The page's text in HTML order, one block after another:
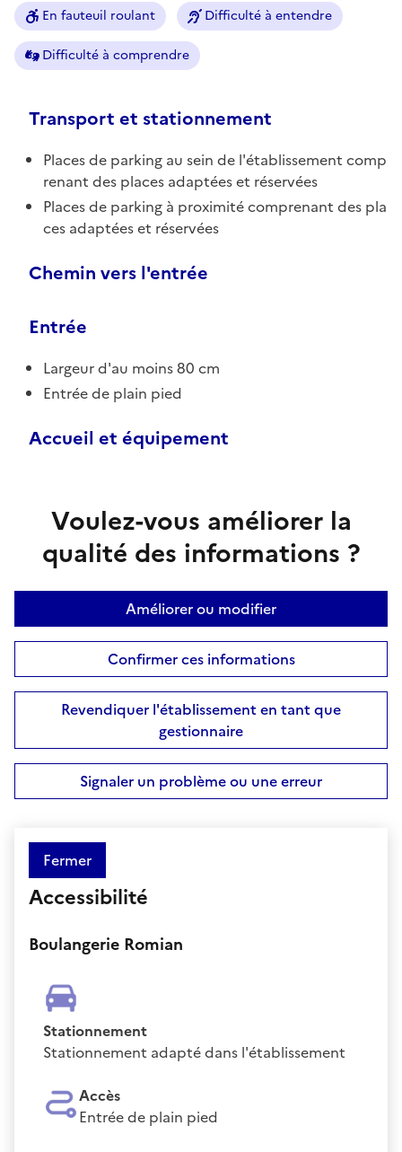
En fauteuil roulant Difficulté à entendre
Difficulté à comprendre
Transport et stationnement
Places de parking au sein de l'établissement comp
renant des places adaptées et réservées
Places de parking à proximité comprenant des pla
ces adaptées et réservées
Chemin vers l'entrée
Entrée
Largeur d'au moins 80 cm
Entrée de plain pied
Accueil et équipement
Voulez-vous améliorer la
qualité des informations ?
Améliorer ou modifier
Confirmer ces informations
Revendiquer l'établissement en tant que
gestionnaire
Signaler un problème ou une erreur
Fermer
Accessibilité
Boulangerie Romian
Stationnement
Stationnement adapté dans l'établissement
Accès
Entrée de plain pied